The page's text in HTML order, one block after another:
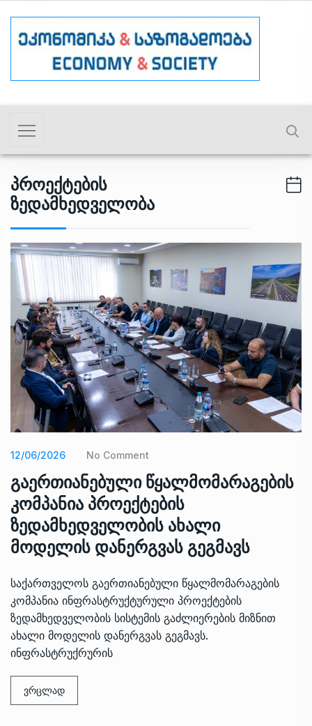
Პროექტების
Ზედამხედველობა
12/06/2026 No Comment
გაერთიანებული წყალმომარაგების
კომპანია პროექტების
ზედამხედველობის ახალი
მოდელის დანერგვას გეგმავს
საქართველოს გაერთიანებული წყალმომარაგების
კომპანია ინფრასტრუქტურული პროექტების
ზედამხედველობის სისტემის გაძლიერების მიზნით
ახალი მოდელის დანერგვას გეგმავს.
ინფრასტრუქრურის
ვრცლად